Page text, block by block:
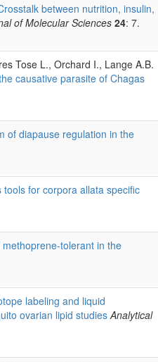
between nutrition, insulin,
of Molecular Sciences 24: 7.
Tose L., Orchard I., Lange A.B.
causative parasite of Chagas
of diapause regulation in the
tools for corpora allata specific
methoprene-tolerant in the
labeling and liquid
ovarian lipid studies Analytical